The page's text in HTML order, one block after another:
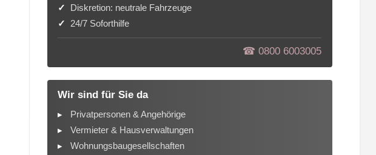
Diskretion: neutrale Fahrzeuge
24/7 Soforthilfe
☎︎ 0800 6003005
Wir sind für Sie da
Privatpersonen & Angehörige
Vermieter & Hausverwaltungen
Wohnungsbaugesellschaften